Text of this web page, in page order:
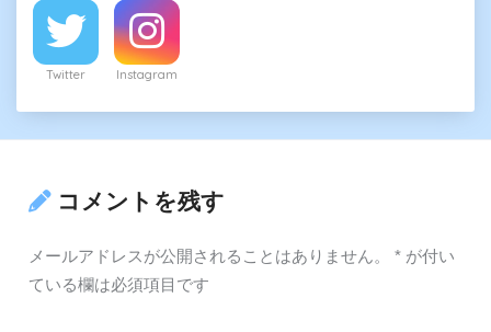
Twitter Instagram
コメントを残す
メールアドレスが公開されることはありません。 *が付い
ている欄は必須項目です